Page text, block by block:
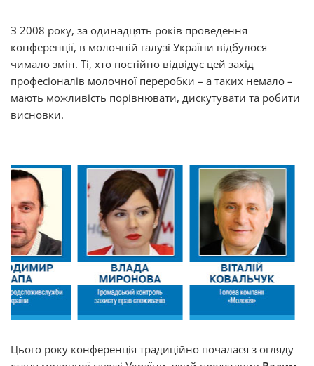
З 2008 року, за одинадцять років проведення
конференції, в молочній галузі України відбулося
чимало змін. Ті, хто постійно відвідує цей захід
професіоналів молочної переробки – а таких немало –
мають можливість порівнювати, дискутувати та робити
висновки.
Цього року конференція традиційно почалася з огляду